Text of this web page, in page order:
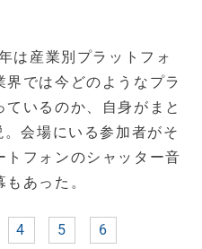
は産業別プラットフォ
では今どのようなプラ
いるのか、自身がまと
会場にいる参加者がそ
フォンのシャッター音
あった。
4 5 6